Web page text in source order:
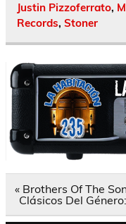
Justin Pizzoferrato,
Records, Stoner
Navegación
de
« Brothers Of The
Clásicos Del